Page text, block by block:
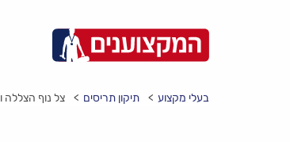
בעלי מקצוע תיקון תריסים צל נוף הצללה